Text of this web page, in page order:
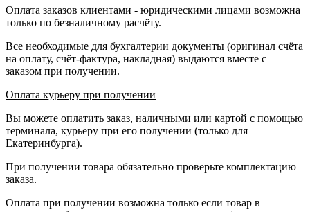
Оплата заказов клиентами - юридическими лицами возможна
только по безналичному расчёту.
Все необходимые для бухгалтерии документы (оригинал счёта
на оплату, счёт-фактура, накладная) выдаются вместе с
заказом при получении.
Оплата курьеру при получении
Вы можете оплатить заказ, наличными или картой с помощью
терминала, курьеру при его получении (только для
Екатеринбурга).
При получении товара обязательно проверьте комплектацию
заказа.
Оплата при получении возможна только если товар в